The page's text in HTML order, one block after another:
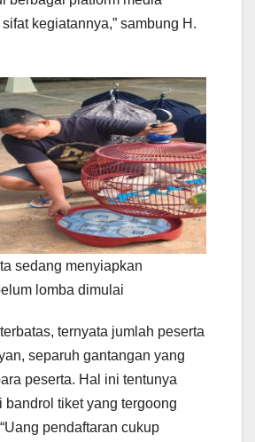
kegiatannya,” sambung H.
sedang menyiapkan
lomba dimulai
ternyata jumlah peserta
separuh gantangan yang
peserta. Hal ini tentunya
bandrol tiket yang tergoong
pendaftaran cukup